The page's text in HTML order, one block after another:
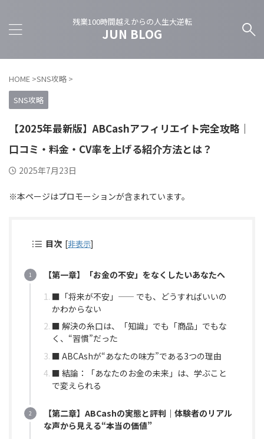
残業100時間越えからの人生大逆転
JUN BLOG
HOME >SNS攻略 >
SNS攻略
【2025年最新版】ABCashアフィリエイト完全攻略｜
口コミ・料金・CV率を上げる紹介方法とは？
2025年7月23日
※本ページはプロモーションが含まれています。
目次 [非表示]
【第一章】「お金の不安」をなくしたいあなたへ
■「将来が不安」—— でも、どうすればいいの
かわからない
■ 解決の糸口は、「知識」でも「商品」でもな
く、“習慣”だった
■ ABCAshが“あなたの味方”である3つの理由
■ 結論：「あなたのお金の未来」は、学ぶこと
で変えられる
【第二章】ABCashの実態と評判｜体験者のリアル
な声から見える“本当の価値”